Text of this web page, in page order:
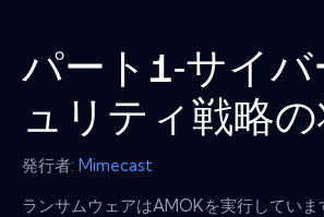
パート1-サイバ
ュリティ戦略
発行者: Mimecast
ランサムウェアはAMOKを実行していま